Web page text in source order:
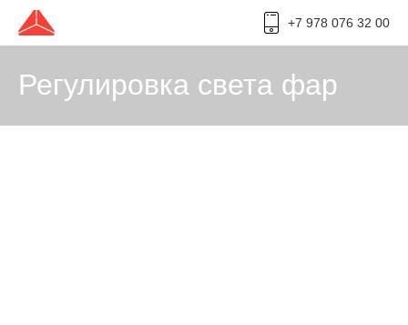
+7 978 076 32 00
Регулировка света фар